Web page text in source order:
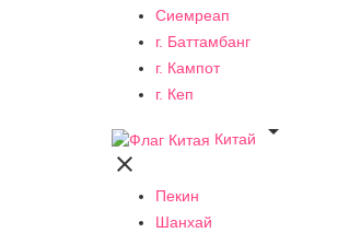
Сиемреап
г. Баттамбанг
г. Кампот
г. Кеп
Китай


Пекин
Шанхай